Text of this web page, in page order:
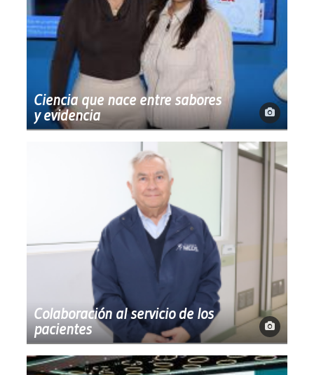
Ciencia que nace entre sabores
y evidencia
Colaboración al servicio de los
pacientes